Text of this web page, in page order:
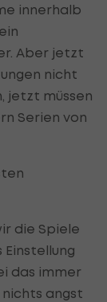
innerhalb
Aber jetzt
nicht
jetzt müssen
Serien von
die Spiele
Einstellung
das immer
nichts angst